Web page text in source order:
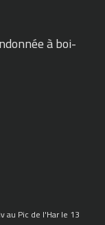
à boi-